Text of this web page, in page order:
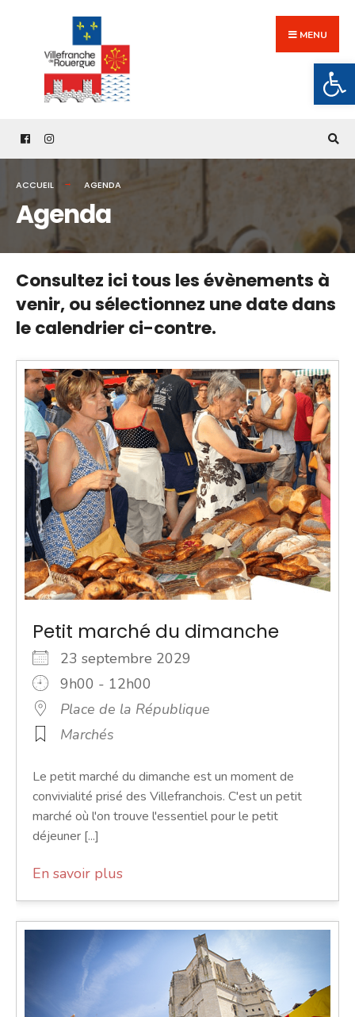
content
MENU
ACCUEIL AGENDA
Agenda
Consultez ici tous les évènements à
venir,ou sélectionnez une date dans
le calendrier ci-contre.
Petit marché du dimanche
23 septembre 2029
9h00 - 12h00
Place de la République
Marchés
Le petit marché du dimanche est un moment de
convivialité prisé des Villefranchois. C'est un petit
marché où l'on trouve l'essentiel pour le petit
déjeuner [...]
En savoir plus